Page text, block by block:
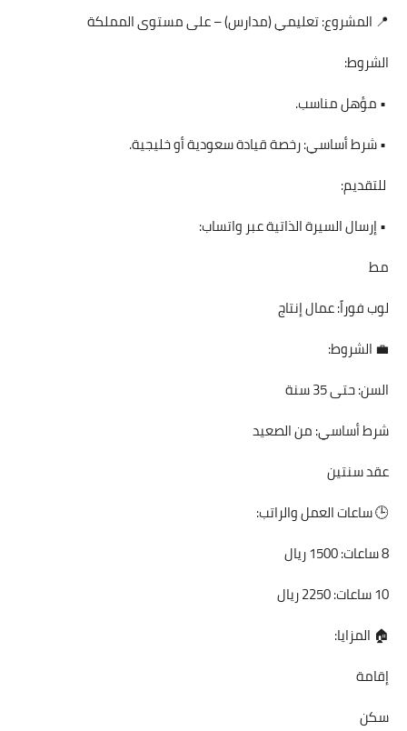
📍 المشروع: تعليمي (مدارس) – على مستوى المملكة
الشروط:
• مؤهل مناسب.
• شرط أساسي: رخصة قيادة سعودية أو خليجية.
للتقديم:
• إرسال السيرة الذاتية عبر واتساب:
مط
لوب فوراً: عمال إنتاج
💼 الشروط:
السن: حتى 35 سنة
شرط أساسي: من الصعيد
عقد سنتين
🕒 ساعات العمل والراتب:
8 ساعات: 1500 ريال
10 ساعات: 2250 ريال
🏠 المزايا:
إقامة
سكن